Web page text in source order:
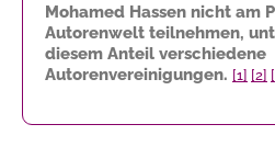
Mohamed Hassen nicht am
Autorenwelt teilnehmen,
diesem Anteil verschiedene
Autorenvereinigungen. [1] [2]